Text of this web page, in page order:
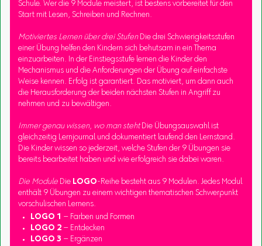
Schule. Wer die 9 Module meistert, ist bestens vorbereitet für den
Start mit Lesen, Schreiben und Rechnen.
Motiviertes Lernen über drei StufenDie drei Schwierigkeitsstufen
einer Übung helfen den Kindern sich behutsam in ein Thema
einzuarbeiten. In der Einstiegsstufe lernen die Kinder den
Mechanismus und die Anforderungen der Übung auf einfachste
Weise kennen. Erfolg ist garantiert. Das motiviert, um dann auch
die Herausforderung der beiden nächsten Stufen in Angriff zu
nehmen und zu bewältigen.
Immer genau wissen, wo man stehtDie Übungsauswahl ist
gleichzeitig Lernjournal und dokumentiert laufend den Lernstand.
Die Kinder wissen so jederzeit, welche Stufen der 9 Übungen sie
bereits bearbeitet haben und wie erfolgreich sie dabei waren.
Die Module Die LOGO-Reihe besteht aus 9 Modulen. Jedes Modul
enthält 9 Übungen zu einem wichtigen thematischen Schwerpunkt
vorschulischen Lernens.
LOGO 1 – Farben und Formen
LOGO 2 – Entdecken
LOGO 3 – Ergänzen